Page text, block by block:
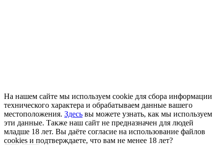
На нашем сайте мы используем cookie для сбора информации
технического характера и обрабатываем данные вашего
местоположения. Здесь вы можете узнать, как мы используем
эти данные. Также наш сайт не предназначен для людей
младше 18 лет. Вы даёте согласие на использование файлов
cookies и подтверждаете, что вам не менее 18 лет?